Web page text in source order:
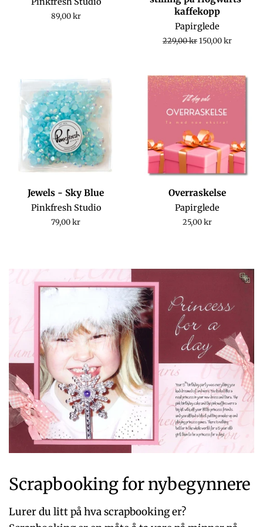
Regular
89,00 kr
kaffekopp
Papirglede
Regular
229,00 krSale
150,00 kr
Jewels - Sky Blue
Pinkfresh Studio
Regular
79,00 kr
Overraskelse
Papirglede
Regular
25,00 kr
Scrapbooking for nybegynnere
Lurer du litt på hva scrapbooking er?